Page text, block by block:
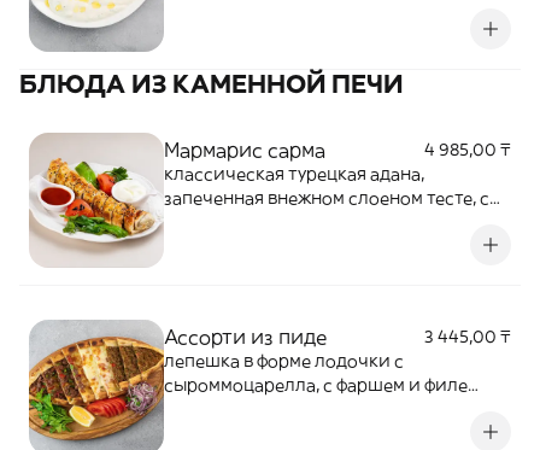
БЛЮДА ИЗ КАМЕННОЙ ПЕЧИ
Мармарис сарма
4 985,00 ₸
классическая турецкая адана,
запеченная внежном слоеном тесте, с
с печеными овощами,красным соусом и
Ассорти из пиде
3 445,00 ₸
лепешка в форме лодочки с
сыроммоцарелла, с фаршем и филе